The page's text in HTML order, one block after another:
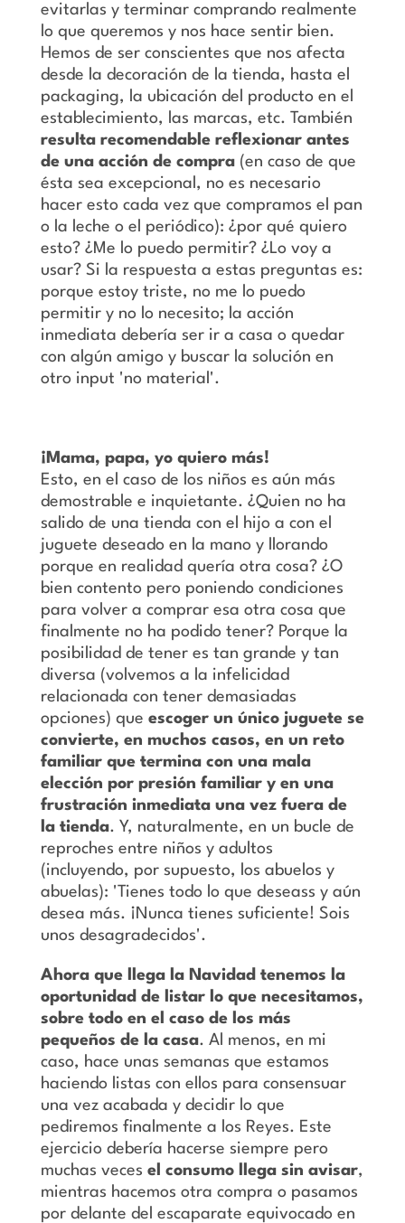
evitarlas y terminar comprando realmente
lo que queremos y nos hace sentir bien.
Hemos de ser conscientes que nos afecta
desde la decoración de la tienda, hasta el
packaging, la ubicación del producto en el
establecimiento, las marcas, etc. También
resulta recomendable reflexionar antes
de una acción de compra(en caso de que
ésta sea excepcional, no es necesario
hacer esto cada vez que compramos el pan
o la leche o el periódico): ¿por qué quiero
esto? ¿Me lo puedo permitir? ¿Lo voy a
usar? Si la respuesta a estas preguntas es:
porque estoy triste, no me lo puedo
permitir y no lo necesito; la acción
inmediata debería ser ir a casa o quedar
con algún amigo y buscar la solución en
otro input 'no material'.
¡Mama, papa, yo quiero más!
Esto, en el caso de los niños es aún más
demostrable e inquietante. ¿Quien no ha
salido de una tienda con el hijo a con el
juguete deseado en la mano y llorando
porque en realidad quería otra cosa? ¿O
bien contento pero poniendo condiciones
para volver a comprar esa otra cosa que
finalmente no ha podido tener? Porque la
posibilidad de tener es tan grande y tan
diversa (volvemos a la infelicidad
relacionada con tener demasiadas
opciones) que escoger un único juguete se
convierte, en muchos casos, en un reto
familiar que termina con una mala
elección por presión familiar y en una
frustración inmediata una vez fuera de
la tienda. Y, naturalmente, en un bucle de
reproches entre niños y adultos
(incluyendo, por supuesto, los abuelos y
abuelas): 'Tienes todo lo que deseass y aún
desea más. ¡Nunca tienes suficiente! Sois
unos desagradecidos'.
Ahora que llega la Navidad tenemos la
oportunidad de listar lo que necesitamos,
sobre todo en el caso de los más
pequeños de la casa. Al menos, en mi
caso, hace unas semanas que estamos
haciendo listas con ellos para consensuar
una vez acabada y decidir lo que
pediremos finalmente a los Reyes. Este
ejercicio debería hacerse siempre pero
muchas veces el consumo llega sin avisar,
mientras hacemos otra compra o pasamos
por delante del escaparate equivocado en